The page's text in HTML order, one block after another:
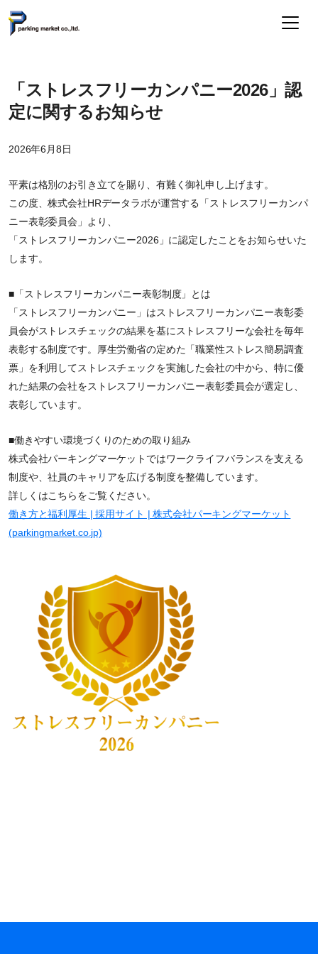
「ストレスフリーカンパニー2026」認
定に関するお知らせ
2026年6月8日
平素は格別のお引き立てを賜り、有難く御礼申し上げます。
この度、株式会社HRデータラボが運営する「ストレスフリーカンパ
ニー表彰委員会」より、
「ストレスフリーカンパニー2026」に認定したことをお知らせいた
します。
■「ストレスフリーカンパニー表彰制度」とは
「ストレスフリーカンパニー」はストレスフリーカンパニー表彰委
員会がストレスチェックの結果を基にストレスフリーな会社を毎年
表彰する制度です。厚生労働省の定めた「職業性ストレス簡易調査
票」を利用してストレスチェックを実施した会社の中から、特に優
れた結果の会社をストレスフリーカンパニー表彰委員会が選定し、
表彰しています。
■働きやすい環境づくりのための取り組み
株式会社パーキングマーケットではワークライフバランスを支える
制度や、社員のキャリアを広げる制度を整備しています。
詳しくはこちらをご覧ください。
働き方と福利厚生 | 採用サイト | 株式会社パーキングマーケット
(parkingmarket.co.jp)